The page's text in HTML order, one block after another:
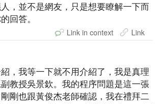
，並不是網友，只是想要瞭解一下而
回答。
Link in context Link
，我等一下就不用介紹了，我是真理
教授吳景欽。我的程序問題是這一張
剛也跟黃俊杰老師確認，我在禮拜二